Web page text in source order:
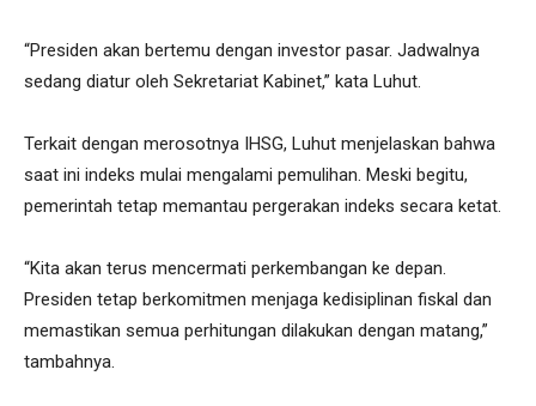
“Presiden akan bertemu dengan investor pasar. Jadwalnya
sedang diatur oleh Sekretariat Kabinet,” kata Luhut.
Terkait dengan merosotnya IHSG, Luhut menjelaskan bahwa
saat ini indeks mulai mengalami pemulihan. Meski begitu,
pemerintah tetap memantau pergerakan indeks secara ketat.
“Kita akan terus mencermati perkembangan ke depan.
Presiden tetap berkomitmen menjaga kedisiplinan fiskal dan
memastikan semua perhitungan dilakukan dengan matang,”
tambahnya.